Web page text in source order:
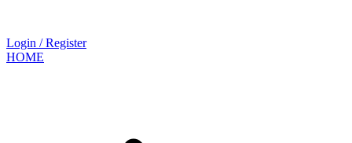
Login / Register
HOME